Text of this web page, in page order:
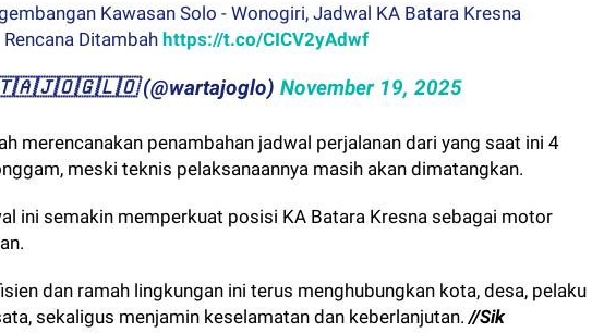
Kawasan Solo - Wonogiri, Jadwal KA Batara Kresna
Rencana Ditambah https://t.co/CICV2yAdwf
(@wartajoglo) November 19, 2025
merencanakan penambahan jadwal perjalanan dari yang saat ini 4
meski teknis pelaksanaannya masih akan dimatangkan.
ini semakin memperkuat posisi KA Batara Kresna sebagai motor
dan ramah lingkungan ini terus menghubungkan kota, desa, pelaku
sekaligus menjamin keselamatan dan keberlanjutan.//Sik